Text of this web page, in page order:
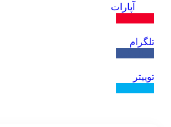
آپارات
تلگرام
توییتر